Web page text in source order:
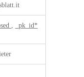
_pk_id*